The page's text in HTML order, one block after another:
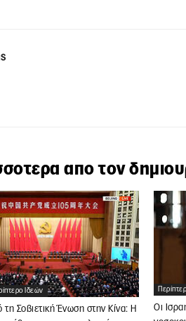
απο τον
Ιδεών
τη Σοβιετική Ένωση στην Κίνα: Η
Οι